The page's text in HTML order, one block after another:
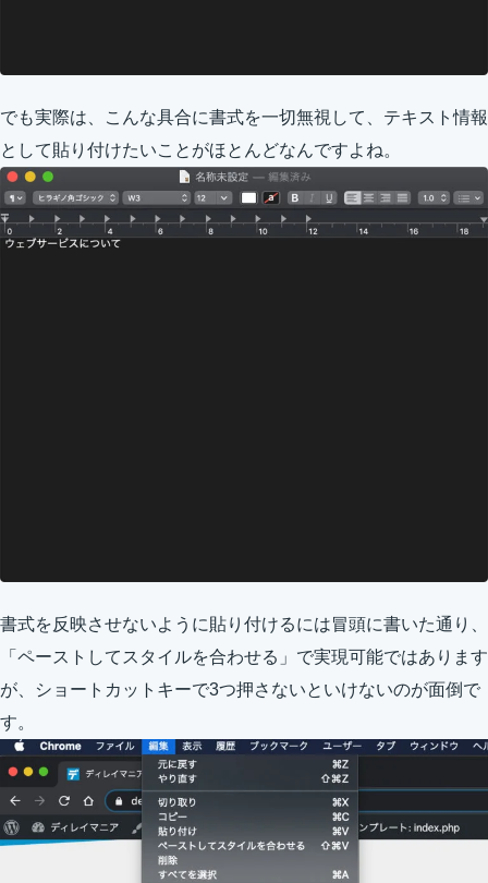
でも実際は、こんな具合に書式を一切無視して、テキスト情報
として貼り付けたいことがほとんどなんですよね。
書式を反映させないように貼り付けるには冒頭に書いた通り、
「ペーストしてスタイルを合わせる」で実現可能ではあります
が、ショートカットキーで3つ押さないといけないのが面倒で
す。